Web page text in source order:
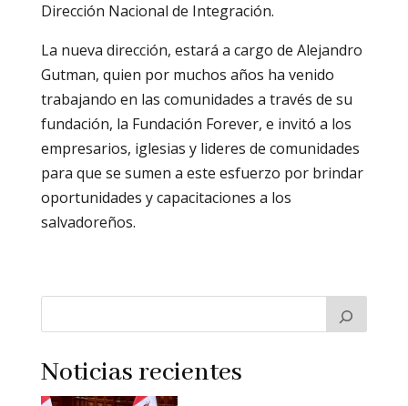
Dirección Nacional de Integración.
La nueva dirección, estará a cargo de Alejandro
Gutman, quien por muchos años ha venido
trabajando en las comunidades a través de su
fundación, la Fundación Forever, e invitó a los
empresarios, iglesias y lideres de comunidades
para que se sumen a este esfuerzo por brindar
oportunidades y capacitaciones a los
salvadoreños.
Noticias recientes